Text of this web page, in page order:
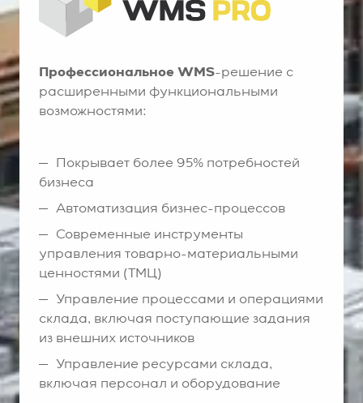
Профессиональное WMS-решение с
расширенными функциональными
возможностями:
Покрывает более 95% потребностей
бизнеса
Автоматизация бизнес-процессов
Современные инструменты
управления товарно-материальными
ценностями (ТМЦ)
Управление процессами и операциями
склада, включая поступающие задания
из внешних источников
Управление ресурсами склада,
включая персонал и оборудование